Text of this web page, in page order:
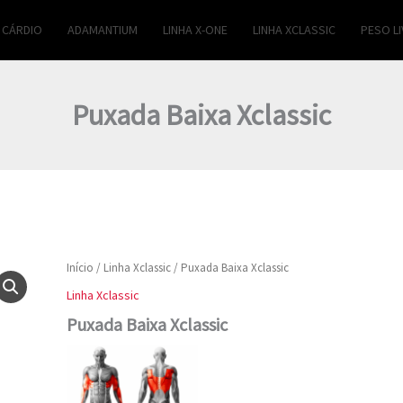
CÁRDIO ADAMANTIUM LINHA X-ONE LINHA XCLASSIC PESO
Puxada Baixa Xclassic
Início / Linha Xclassic / Puxada Baixa Xclassic
Linha Xclassic
Puxada Baixa Xclassic
Puxada
Xclassic
quantidade